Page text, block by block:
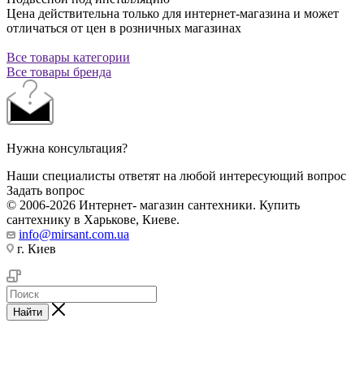
Цена действительна только для интернет-магазина и может
отличаться от цен в розничных магазинах
Все товары категории
Все товары бренда
Нужна консультация?
Наши специалисты ответят на любой интересующий вопрос
Задать вопрос
© 2006-2026 Интернет- магазин сантехники. Купить
сантехнику в Харькове, Киеве.
info@mirsant.com.ua
г. Киев
Найти